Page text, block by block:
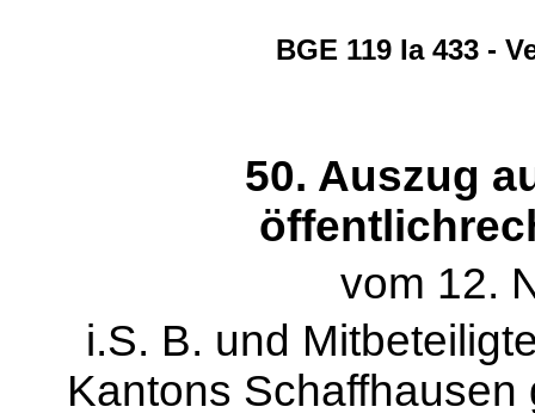
BGE 119 Ia 433 -
50. Auszug
vom 12.
i.S. B. und
Kantons